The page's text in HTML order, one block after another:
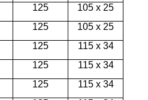
125
105 х 25
125
105 х 25
125
115 х 34
125
115 х 34
125
115 х 34